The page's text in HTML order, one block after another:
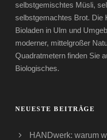
selbstgemischtes Müsli,
selbstgemachtes Brot. Die
Bioladen in Ulm und
moderner, mittelgroßer
Quadratmetern finden Sie
Biologisches.
NEUESTE BEITRÄGE
HANDwerk: warum